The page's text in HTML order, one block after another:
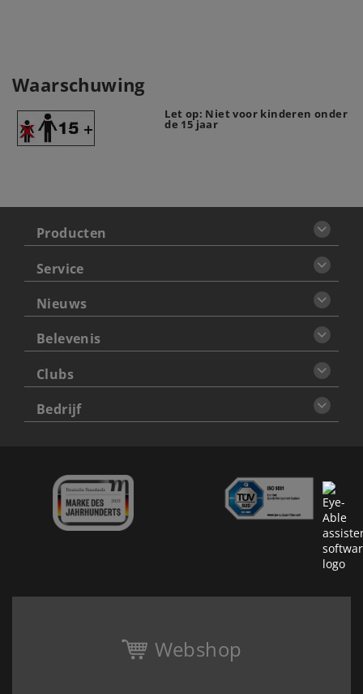
Waarschuwing
Let op: Niet voor kinderen onder
de 15 jaar
Producten
Service
Nieuws
Belevenis
Clubs
Bedrijf
Webshop